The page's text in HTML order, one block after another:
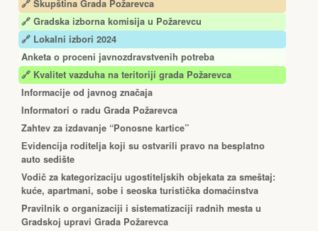
🔗 Skupština Grada Požarevca
🔗 Gradska izborna komisija u Požarevcu
🔗 Lokalni izbori 2024
Anketa o proceni javnozdravstvenih potreba
🔗 Kvalitet vazduha na teritoriji grada Požarevca
Informacije od javnog značaja
Informatori o radu Grada Požarevca
Zahtev za izdavanje “Ponosne kartice”
Еvidencija roditelja koji su ostvarili pravo na besplatno
auto sedište
Vodič za kategorizaciju ugostiteljskih objekata za smeštaj:
kuće, apartmani, sobe i seoska turistička domaćinstva
Pravilnik o organizaciji i sistematizaciji radnih mesta u
Gradskoj upravi Grada Požarevca